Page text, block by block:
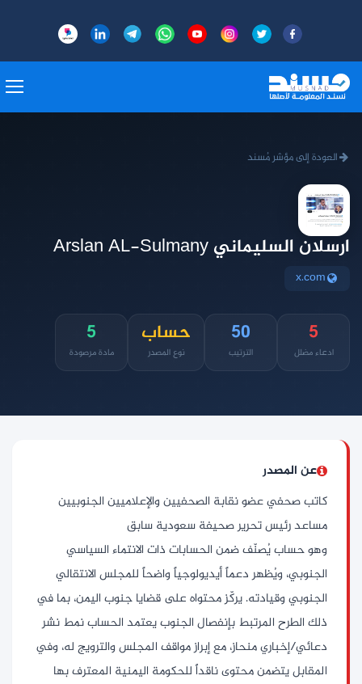
العودة إلى مؤشر مُسند
ارسلان السليماني Arslan AL-Sulmany
x.com
5
ادعاء مضلل
50
الترتيب
حساب
نوع المصدر
5
مادة مرصودة
عن المصدر
كاتب صحفي عضو نقابة الصحفيين والإعلاميين الجنوبيين
مساعد رئيس تحرير صحيفة سعودية سابق
وهو حساب يُصنّف ضمن الحسابات ذات الانتماء السياسي
الجنوبي، ويُظهر دعماً أيديولوجياً واضحاً للمجلس الانتقالي
الجنوبي وقيادته. يركّز محتواه على قضايا جنوب اليمن، بما في
ذلك الطرح المرتبط بإنفصال الجنوب يعتمد الحساب نمط نشر
دعائي/إخباري منحاز، مع إبراز مواقف المجلس والترويج له، وفي
المقابل يتضمن محتوى ناقداً للحكومة اليمنية المعترف بها